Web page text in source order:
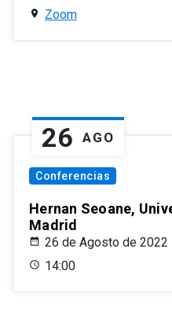
Zoom
26 AGO
Conferencias
Hernan Seoane,
Madrid
26 de Agosto de 2022
14:00